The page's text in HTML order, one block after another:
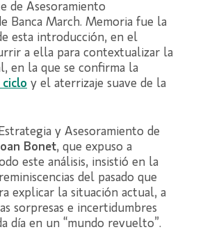
de Asesoramiento
Banca March. Memoria fue la
esta introducción, en el
a ella para contextualizar la
en la que se confirma la
y el aterrizaje suave de la
y Asesoramiento de
Bonet, que expuso a
este análisis, insistió en la
del pasado que
explicar la situación actual, a
sorpresas e incertidumbres
día en un “mundo revuelto”.